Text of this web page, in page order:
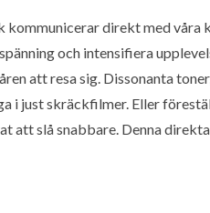
kommunicerar direkt med våra
och intensifiera
att resa sig. Dissonanta
i just skräckfilmer. Eller
att slå snabbare. Denna